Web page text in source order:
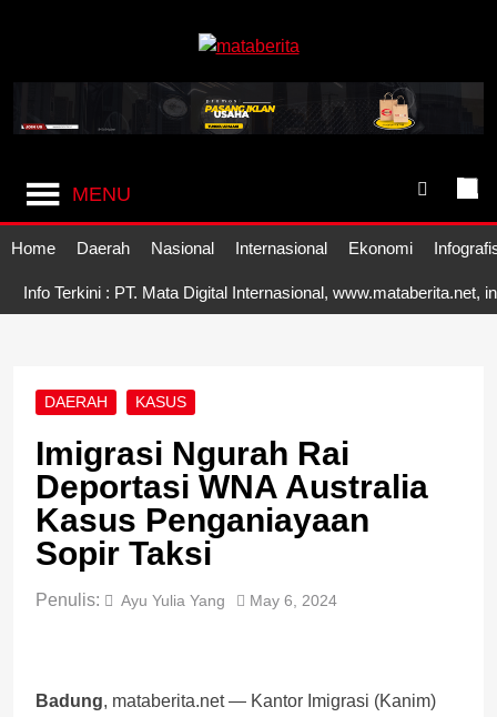
Mataberita
MENU
Home Daerah Nasional Internasional Ekonomi
Info Terkini : PT. Mata Digital Internasional, www.mataberita.net,
DAERAH KASUS
Imigrasi Ngurah Rai
Deportasi WNA Australia
Kasus Penganiayaan
Sopir Taksi
Penulis: Ayu Yulia Yang May 6, 2024
Badung, mataberita.net — Kantor Imigrasi (Kanim)